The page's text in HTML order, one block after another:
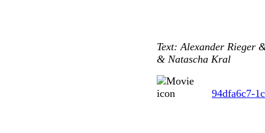
Text: Alexander Rieger
& Natascha Kral
94dfa6c7-